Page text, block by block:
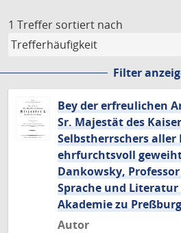
1 Treffer sortiert nach
Filter
Bey der erfreulichen
Sr. Majestät des
Selbstherrschers aller
ehrfurchtsvoll
Dankowsky,
Sprache und
Akademie zu
Autor